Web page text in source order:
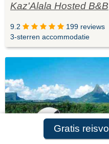
Gratis
Kaz'Alala Hosted B&B
9.2
199 reviews
3-sterren accommodatie